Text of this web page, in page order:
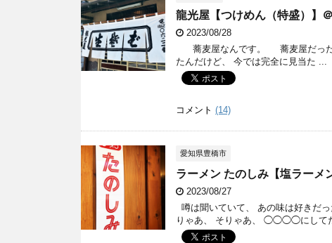
龍光屋【つけめん（特盛）】
2023/08/28
蕎麦屋なんです。 蕎麦屋だった
たんだけど、 今では完全に見当た ...
コメント (14)
愛知県豊橋市
ラーメン たのしみ【塩ラーメ
2023/08/27
噂は聞いていて、 あの味は好きだ
りゃあ、 そりゃあ、 ◯◯◯◯にして